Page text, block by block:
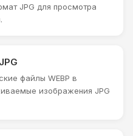
JPG для просмотра
файлы WEBP в
изображения JPG